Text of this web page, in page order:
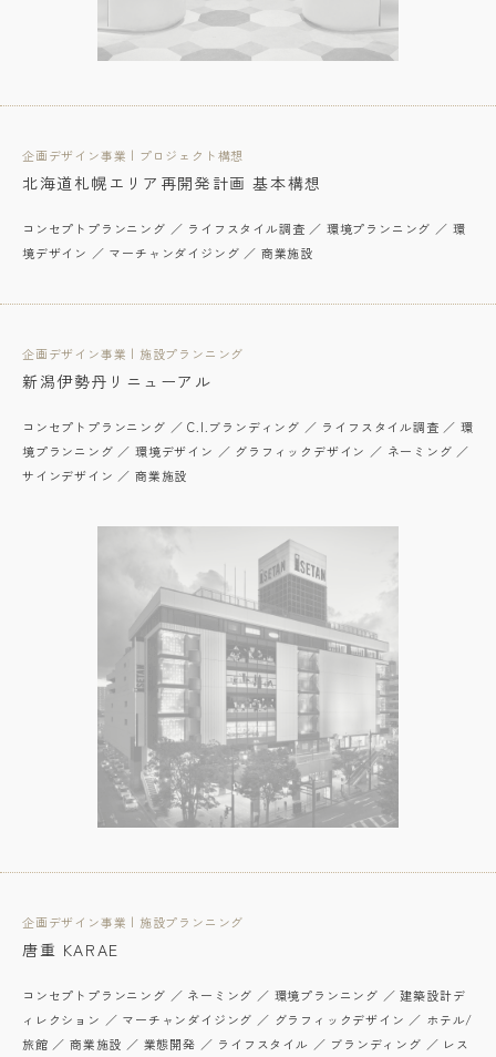
企画デザイン事業 | プロジェクト構想
北海道札幌エリア再開発計画 基本構想
コンセプトプランニング ／ ライフスタイル調査 ／ 環境プランニング ／ 環
境デザイン ／ マーチャンダイジング ／ 商業施設
企画デザイン事業 | 施設プランニング
新潟伊勢丹リニューアル
コンセプトプランニング ／ C.I.ブランディング ／ ライフスタイル調査 ／ 環
境プランニング ／ 環境デザイン ／ グラフィックデザイン ／ ネーミング ／
サインデザイン ／ 商業施設
企画デザイン事業 | 施設プランニング
唐重 KARAE
コンセプトプランニング ／ ネーミング ／ 環境プランニング ／ 建築設計デ
ィレクション ／ マーチャンダイジング ／ グラフィックデザイン ／ ホテル/
旅館 ／ 商業施設 ／ 業態開発 ／ ライフスタイル ／ ブランディング ／ レス